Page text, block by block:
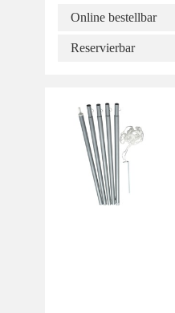
Online bestellbar
Reservierbar